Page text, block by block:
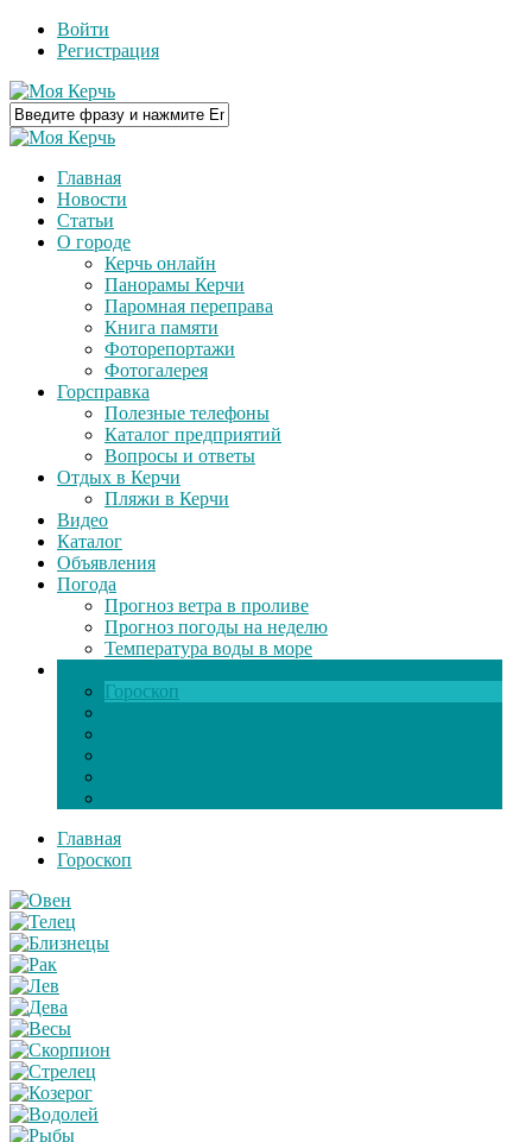
Войти
Регистрация
Главная
Новости
Статьи
О городе
Керчь онлайн
Панорамы Керчи
Паромная переправа
Книга памяти
Фоторепортажи
Фотогалерея
Горсправка
Полезные телефоны
Каталог предприятий
Вопросы и ответы
Отдых в Керчи
Пляжи в Керчи
Видео
Каталог
Объявления
Погода
Прогноз ветра в проливе
Прогноз погоды на неделю
Температура воды в море
Гороскоп
Главная
Гороскоп